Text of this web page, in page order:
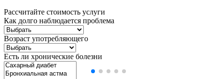
Рассчитайте стоимость услуги
Как долго наблюдается проблема
Возраст употребляющего
Есть ли хронические болезни